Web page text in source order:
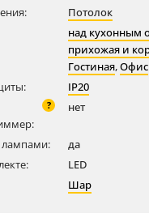
Потолок
над кухонным
прихожая и
Гостиная,Офис
IP20
? нет
лампами:
да
LED
Шар